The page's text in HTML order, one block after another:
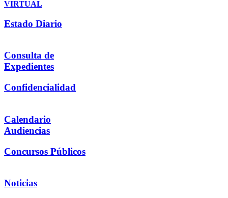
VIRTUAL
Estado Diario
Consulta de
Expedientes
Confidencialidad
Calendario
Audiencias
Concursos Públicos
Noticias